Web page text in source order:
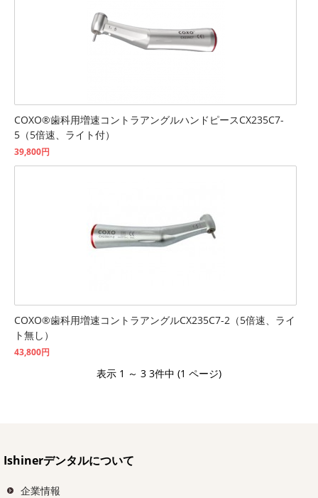
COXO®歯科用増速コントラアングルハンドピースCX235C7-
5（5倍速、ライト付）
39,800円
COXO®歯科用増速コントラアングルCX235C7-2（5倍速、ライ
ト無し）
43,800円
表示 1 ～ 3 3件中 (1 ページ)
Ishinerデンタルについて
企業情報